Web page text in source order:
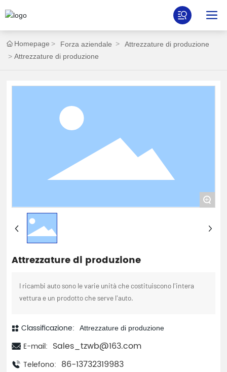
Homepage Forza aziendale
Attrezzature di produzione
Attrezzature di produzione
+
Attrezzature di produzione
I ricambi auto sono le varie unità che costituiscono l'intera
vettura e un prodotto che serve l'auto.
Classificazione: Attrezzature di produzione
E-mail: Sales_tzwb@163.com
Telefono: 86-13732319983